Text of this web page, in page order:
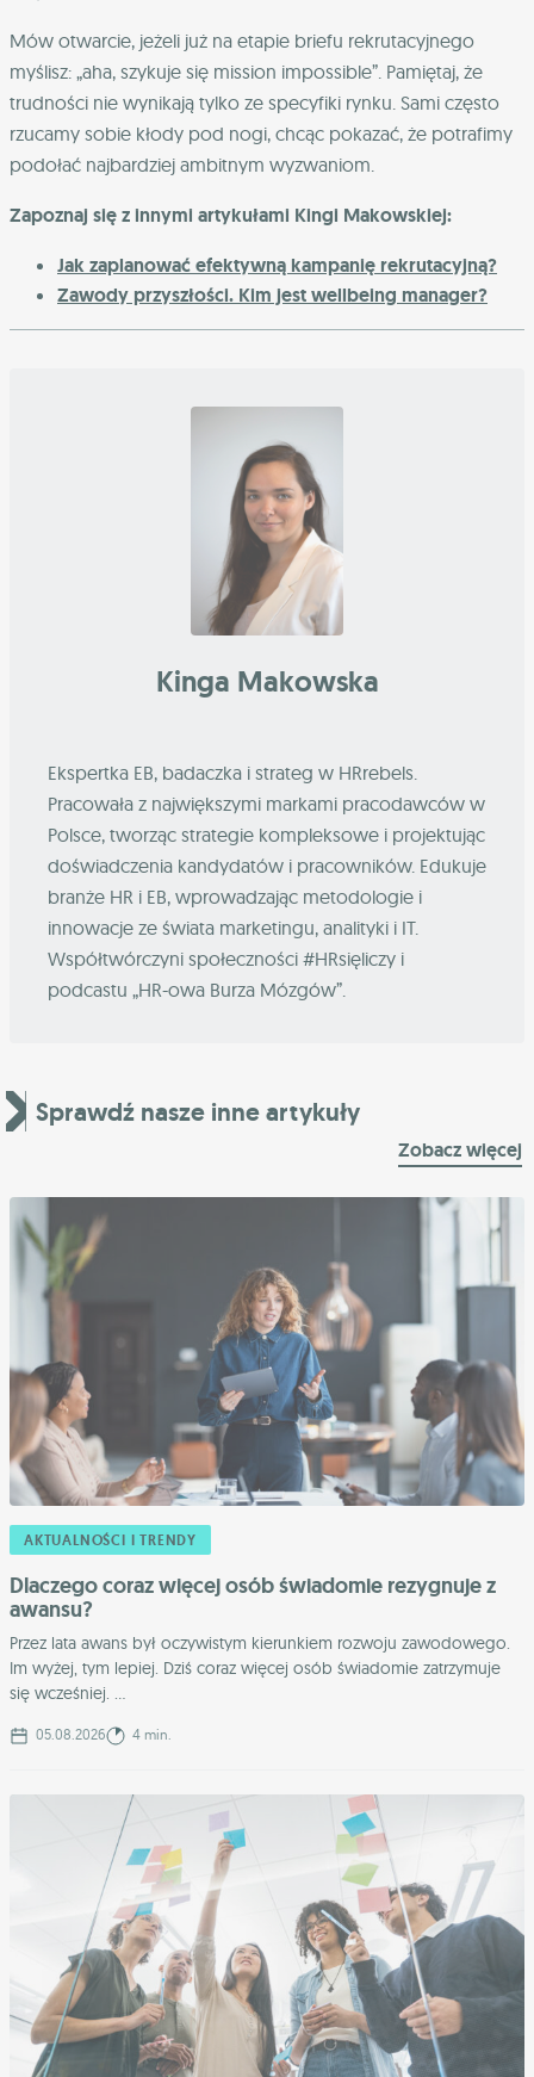
Mów otwarcie, jeżeli już na etapie briefu rekrutacyjnego
myślisz: „aha, szykuje się mission impossible”. Pamiętaj, że
trudności nie wynikają tylko ze specyfiki rynku. Sami często
rzucamy sobie kłody pod nogi, chcąc pokazać, że potrafimy
podołać najbardziej ambitnym wyzwaniom.
Zapoznaj się z innymi artykułami Kingi Makowskiej:
Jak zaplanować efektywną kampanię rekrutacyjną?
Zawody przyszłości. Kim jest wellbeing manager?
Kinga Makowska
Ekspertka EB, badaczka i strateg w HRrebels.
Pracowała z największymi markami pracodawców w
Polsce, tworząc strategie kompleksowe i projektując
doświadczenia kandydatów i pracowników. Edukuje
branże HR i EB, wprowadzając metodologie i
innowacje ze świata marketingu, analityki i IT.
Współtwórczyni społeczności #HRsięliczy i
podcastu „HR-owa Burza Mózgów”.
Sprawdź nasze inne artykuły
Zobacz więcej
AKTUALNOŚCI I TRENDY
Dlaczego coraz więcej osób świadomie rezygnuje z
awansu?
Przez lata awans był oczywistym kierunkiem rozwoju zawodowego.
Im wyżej, tym lepiej. Dziś coraz więcej osób świadomie zatrzymuje
się wcześniej. ...
05.08.2026 4 min.